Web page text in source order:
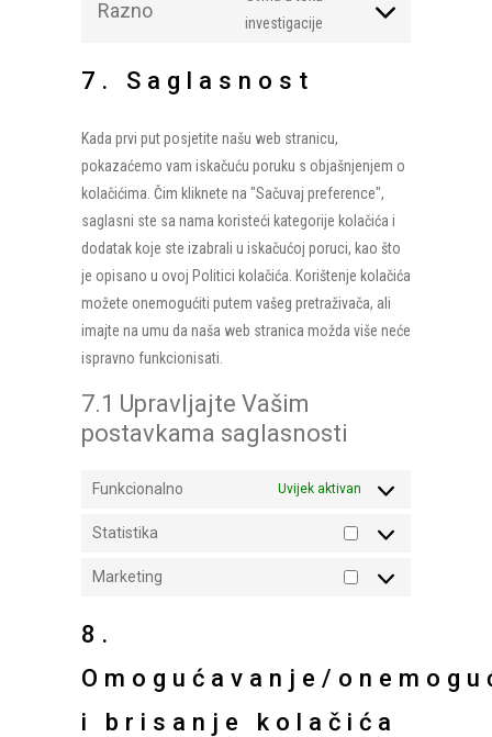
service
Razno
investigacije
Consent
7. Saglasnost
Kada prvi put posjetite našu web stranicu,
pokazaćemo vam iskačuću poruku s objašnjenjem o
kolačićima. Čim kliknete na "Sačuvaj preference",
saglasni ste sa nama koristeći kategorije kolačića i
dodatak koje ste izabrali u iskačućoj poruci, kao što
je opisano u ovoj Politici kolačića. Korištenje kolačića
možete onemogućiti putem vašeg pretraživača, ali
imajte na umu da naša web stranica možda više neće
ispravno funkcionisati.
7.1 Upravljajte Vašim
postavkama saglasnosti
Funkcionalno Uvijek aktivan
Statistika
Statistika
Marketing
Marketing
8.
Omogućavanje/
i brisanje kolačića